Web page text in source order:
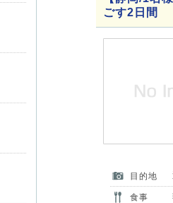
ごす2日間
目的地
食事